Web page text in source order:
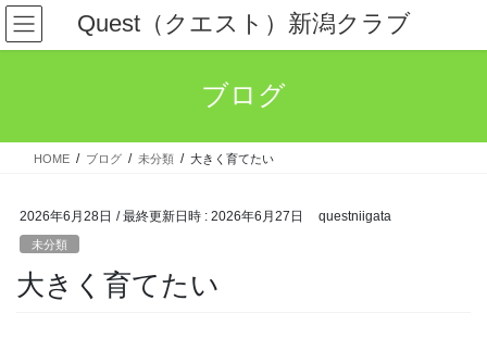
コ
ン
テ
ス
ナ
ビ
ゲ
ン
Quest（クエスト）新潟クラブ
ブログ
HOME ブログ 未分類 大きく育てたい
2026年6月28日 / 最終更新日時 : 2026年6月27日 questniigata
未分類
大きく育てたい